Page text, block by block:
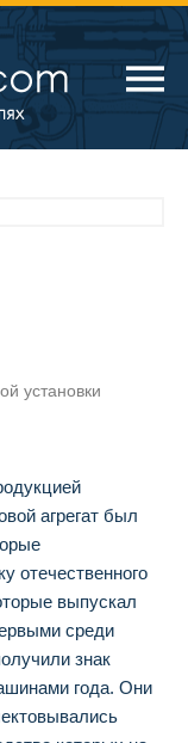
установки
агрегат был
отечественного
выпускал
среди
знак
года. Они